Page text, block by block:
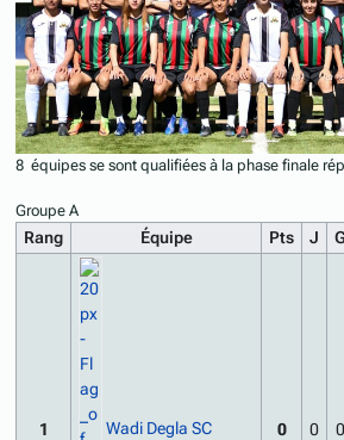
8 équipes se sont qualifiées à la phase finale
Groupe A
Rang Équipe Pts J G
1 Wadi Degla SC 0 0 0